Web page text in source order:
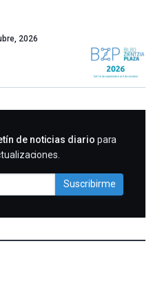
2026
de noticias diario para
Suscribirme